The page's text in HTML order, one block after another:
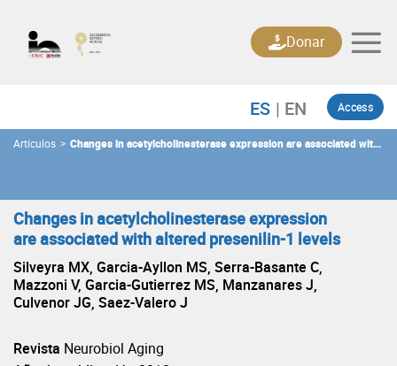
content
Access
Donar
Artículos > Changes in acetylcholinesterase expression are associated with
Changes in acetylcholinesterase expression
are associated with altered presenilin-1 levels
Silveyra MX, Garcia-Ayllon MS, Serra-Basante C,
Mazzoni V, Garcia-Gutierrez MS, Manzanares J,
Culvenor JG, Saez-Valero J
Revista Neurobiol Aging